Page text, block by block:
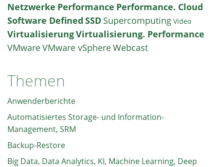
Netzwerke Performance Performance. Cloud
Software Defined SSD Supercomputing Video
VirtualisierungVirtualisierung. Performance
VMwareVMware vSphereWebcast
Themen
Anwenderberichte
Automatisiertes Storage- und Information-
Management, SRM
Backup-Restore
Big Data, Data Analytics, KI, Machine Learning, Deep